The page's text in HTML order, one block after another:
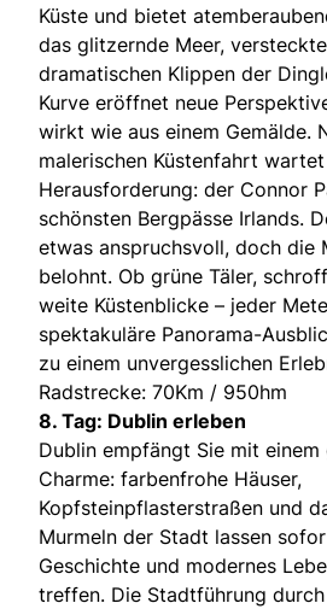
Küste und bietet
das glitzernde Meer,
dramatischen Klippen der
Kurve eröffnet neue
wirkt wie aus einem Gemälde.
malerischen Küstenfahrt
Herausforderung: der Connor
schönsten Bergpässe Irlands.
etwas anspruchsvoll, doch die
belohnt. Ob grüne Täler,
weite Küstenblicke – jeder
spektakuläre Panorama-
zu einem unvergesslichen
Radstrecke: 70Km / 950hm
8. Tag: Dublin erleben
Dublin empfängt Sie mit einem
Charme: farbenfrohe Häuser,
Kopfsteinpflasterstraßen und
Murmeln der Stadt lassen
Geschichte und modernes
treffen. Die Stadtführung